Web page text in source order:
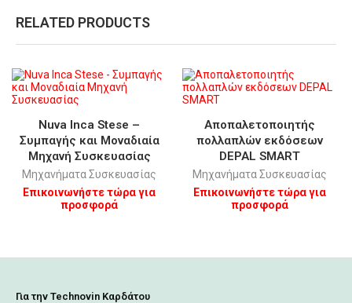
RELATED PRODUCTS
Nuva Inca Stese –
Συμπαγής και Μοναδιαία
Μηχανή Συσκευασίας
Μηχανήματα Συσκευασίας
Επικοινωνήστε τώρα για
προσφορά
Αποπαλετοποιητής
πολλαπλών εκδόσεων
DEPAL SMART
Μηχανήματα Συσκευασίας
Επικοινωνήστε τώρα για
προσφορά
Για την Technovin Καρδάτου